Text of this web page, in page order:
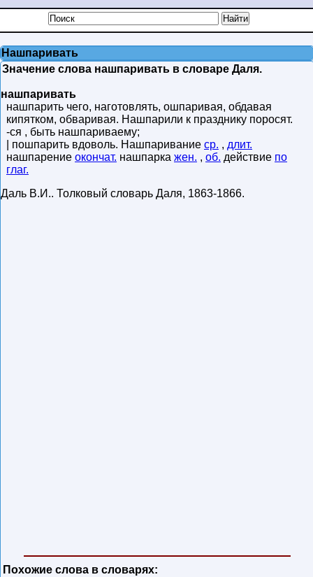
Нашпаривать
Значение слова нашпаривать в словаре Даля.
нашпаривать
нашпарить чего, наготовлять, ошпаривая, обдавая
кипятком, обваривая. Нашпарили к празднику поросят.
-ся , быть нашпариваему;
| пошпарить вдоволь. Нашпаривание ср. , длит.
нашпарение окончат. нашпарка жен. , об. действие по
глаг.
Даль В.И.. Толковый словарь Даля, 1863-1866.
Похожие слова в словарях: